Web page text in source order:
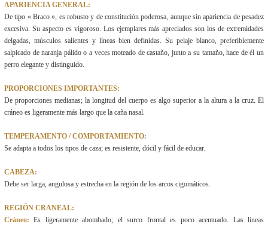
APARIENCIA GENERAL:
De tipo « Braco », es robusto y de constitución poderosa, aunque sin apariencia de pesadez
excesiva. Su aspecto es vigoroso. Los ejemplares más apreciados son los de extremidades
delgadas, músculos salientes y líneas bien definidas. Su pelaje blanco, preferiblemente
salpicado de naranja pálido o a veces moteado de castaño, junto a su tamaño, hace de él un
perro elegante y distinguido.
PROPORCIONES IMPORTANTES:
De proporciones medianas; la longitud del cuerpo es algo superior a la altura a la cruz. El
cráneo es ligeramente más largo que la caña nasal.
TEMPERAMENTO / COMPORTAMIENTO:
Se adapta a todos los tipos de caza; es resistente, dócil y fácil de educar.
CABEZA:
Debe ser larga, angulosa y estrecha en la región de los arcos cigomáticos.
REGIÓN CRANEAL:
Cráneo: Es ligeramente abombado; el surco frontal es poco acentuado. Las líneas